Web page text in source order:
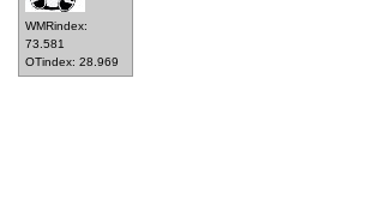
WMRindex:
73.581
OTindex: 28.969